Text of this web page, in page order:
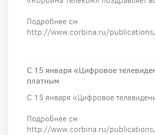
Подробнее см
http://www.corbina.ru/
С 15 января «Цифровое
платным
С 15 января «Цифровое
Подробнее см
http://www.corbina.ru/